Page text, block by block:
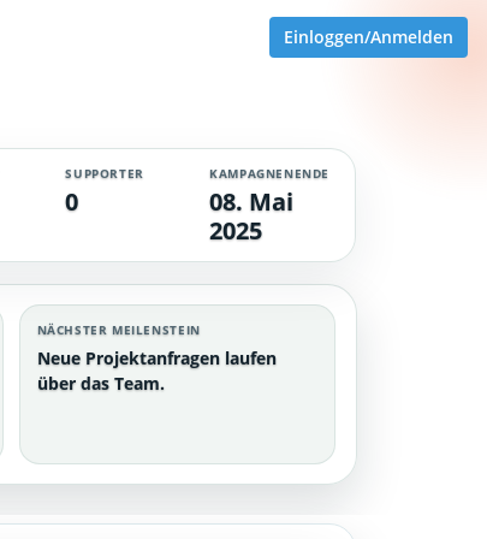
Einloggen/Anmelden
SUPPORTER
0
KAMPAGNENENDE
08. Mai
2025
NÄCHSTER MEILENSTEIN
Neue Projektanfragen laufen
über das Team.